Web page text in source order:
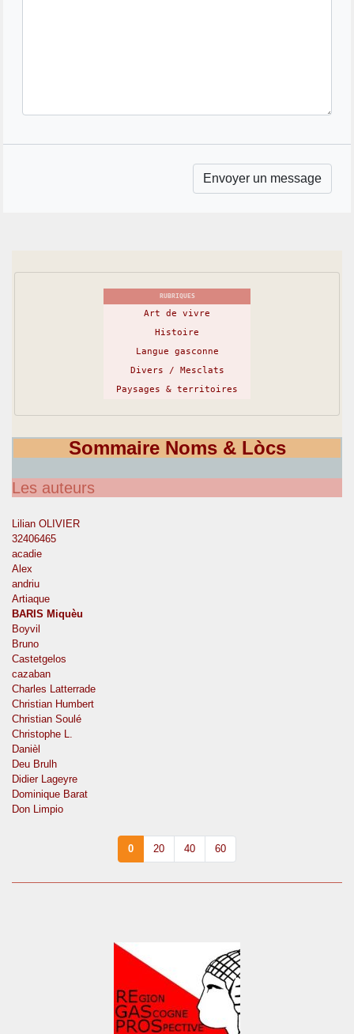
RUBRIQUES
Art de vivre
Histoire
Langue gasconne
Divers / Mesclats
Paysages & territoires
Sommaire Noms & Lòcs
Les auteurs
Lilian OLIVIER
32406465
acadie
Alex
andriu
Artiaque
BARIS Miquèu
Boyvil
Bruno
Castetgelos
cazaban
Charles Latterrade
Christian Humbert
Christian Soulé
Christophe L.
Danièl
Deu Brulh
Didier Lageyre
Dominique Barat
Don Limpio
0 20 40 60